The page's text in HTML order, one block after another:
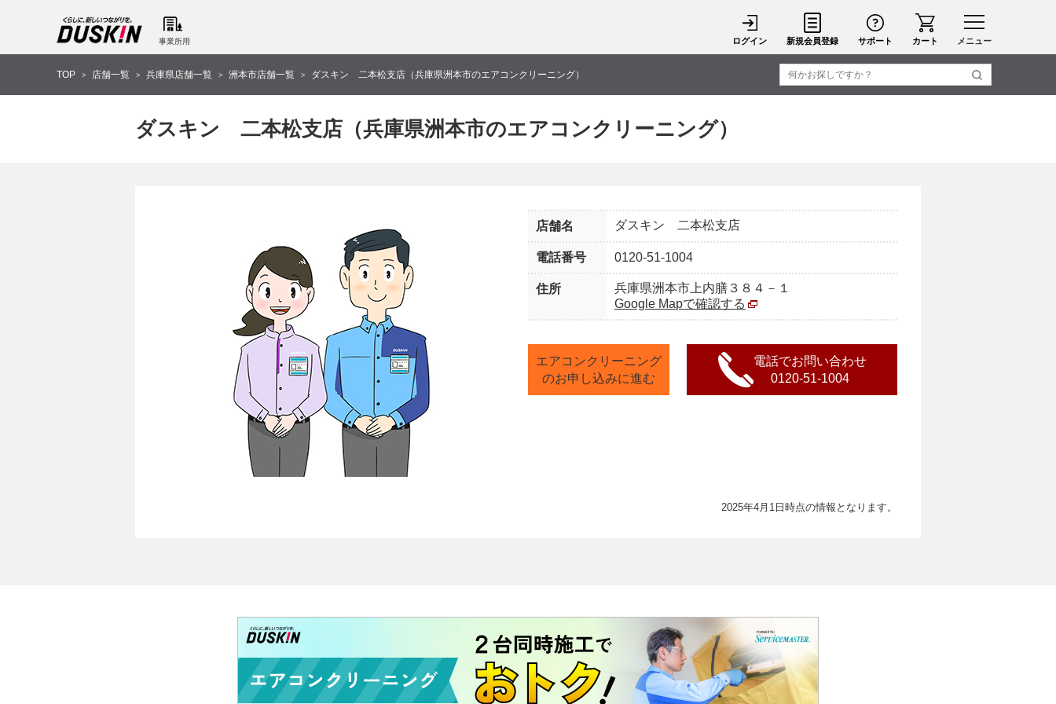
事業所用 メニュー
ログイン 新規会員登録 サポート カート
TOP > 店舗一覧 > 兵庫県店舗一覧 > 洲本市店舗一覧 > ダスキン 二本松支店（兵庫県洲本市のエアコンクリーニング）
ダスキン 二本松支店（兵庫県洲本市のエアコンクリーニング）
店舗名 ダスキン 二本松支店
電話番号 0120-51-1004
住所
兵庫県洲本市上内膳３８４－１
Google Mapで確認する
エアコンクリーニング
のお申し込みに進む
電話でお問い合わせ
0120-51-1004
2025年4月1日時点の情報となります。